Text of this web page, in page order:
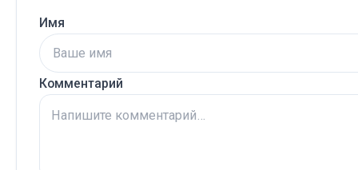
Имя
Комментарий